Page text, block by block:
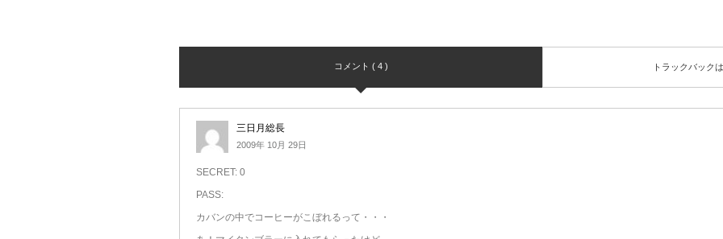
コメント ( 4 ) トラックバック
三日月総長
2009年 10月 29日
SECRET: 0
PASS:
カバンの中でコーヒーがこぼれるって・・・